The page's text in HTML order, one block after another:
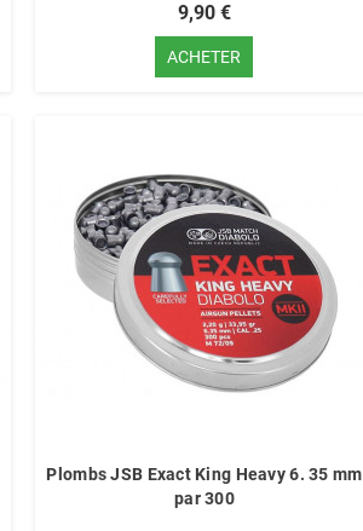
9,90 €
ACHETER
Plombs JSB Exact King Heavy 6. 35 mm
par 300